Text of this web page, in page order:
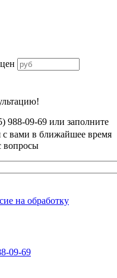
988-09-69 или заполните
вами в ближайшее время
вопросы
на обработку
09-69